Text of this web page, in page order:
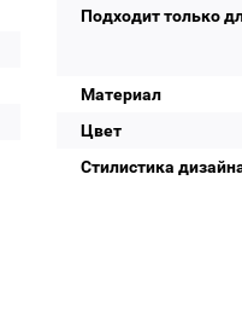
Подходит только
Материал
Цвет
Стилистика